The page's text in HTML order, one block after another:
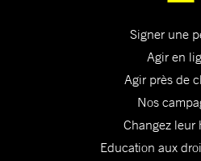
Signer une
Agir en
Agir près de
Nos
Changez leur
Education aux